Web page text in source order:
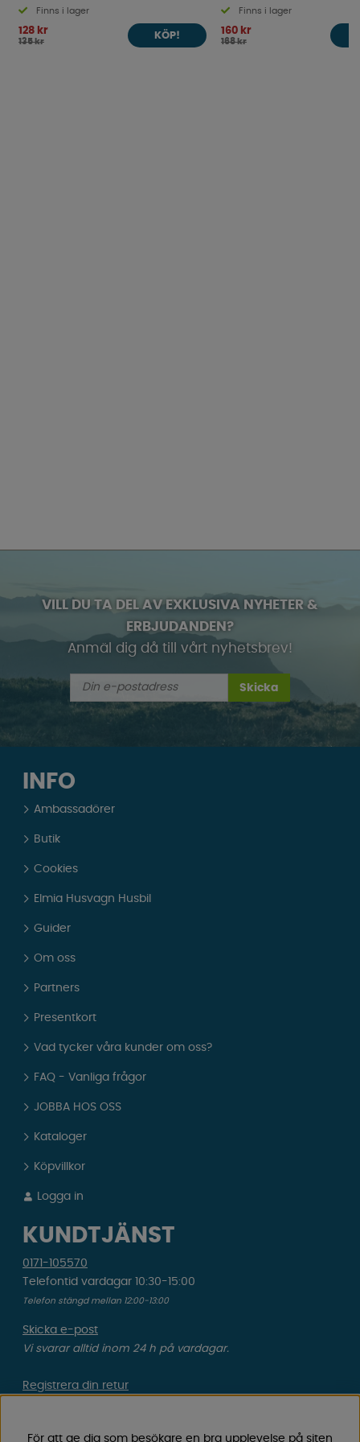
Finns i lager
128 kr
135 kr
KÖP!
Finns i lager
160 kr
168 kr
VILL DU TA DEL AV EXKLUSIVA NYHETER &
ERBJUDANDEN?
Anmäl dig då till vårt nyhetsbrev!
Skicka
INFO
Ambassadörer
Butik
Cookies
Elmia Husvagn Husbil
Guider
Om oss
Partners
Presentkort
Vad tycker våra kunder om oss?
FAQ - Vanliga frågor
JOBBA HOS OSS
Kataloger
Köpvillkor
Logga in
KUNDTJÄNST
0171-105570
Telefontid vardagar 10:30-15:00
Telefon stängd mellan 12:00-13:00
Skicka e-post
Vi svarar alltid inom 24 h på vardagar.
Registrera din retur
För att ge dig som besökare en bra upplevelse på siten